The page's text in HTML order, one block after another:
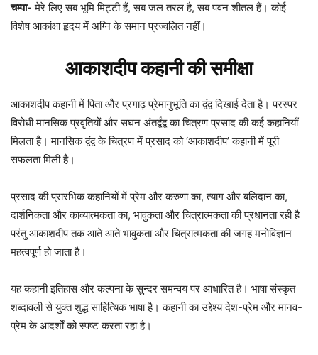
चम्पा- मेरे लिए सब भूमि मिट्टी हैं, सब जल तरल है, सब पवन शीतल हैं। कोई
विशेष आकांक्षा हृदय में अग्नि के समान प्रज्वलित नहीं।
आकाशदीप कहानी की समीक्षा
आकाशदीप कहानी में पिता और प्रगाढ़ प्रेमानुभूति का द्वंद्व दिखाई देता है। परस्पर
विरोधी मानसिक प्रवृतियों और सघन अंतर्द्वंद्व का चित्रण प्रसाद की कई कहानियाँ
मिलता है। मानसिक द्वंद्व के चित्रण में प्रसाद को ‘आकाशदीप’ कहानी में पूरी
सफलता मिली है।
प्रसाद की प्रारंभिक कहानियों में प्रेम और करुणा का, त्याग और बलिदान का,
दार्शनिकता और काव्यात्मकता का, भावुकता और चित्रात्मकता की प्रधानता रही है
परंतु आकाशदीप तक आते आते भावुकता और चित्रात्मकता की जगह मनोविज्ञान
महत्वपूर्ण हो जाता है।
यह कहानी इतिहास और कल्पना के सुन्दर समन्वय पर आधारित है। भाषा संस्कृत
शब्दावली से युक्त शुद्ध साहित्यिक भाषा है। कहानी का उद्देश्य देश-प्रेम और मानव-
प्रेम के आदर्शों को स्पष्ट करता रहा है।